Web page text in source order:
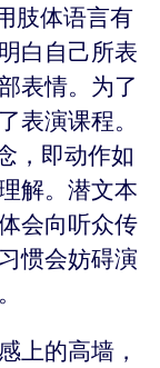
肢体语言有
白自己所表
表情。为了
表演课程。
，即动作如
解。潜文本
会向听众传
惯会妨碍演
上的高墙，